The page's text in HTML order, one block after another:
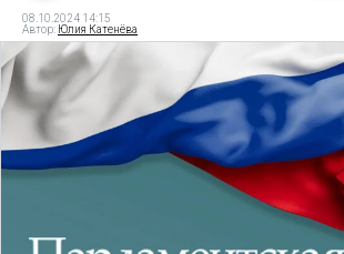
08.10.2024 14:15
Автор: Юлия Катенёва